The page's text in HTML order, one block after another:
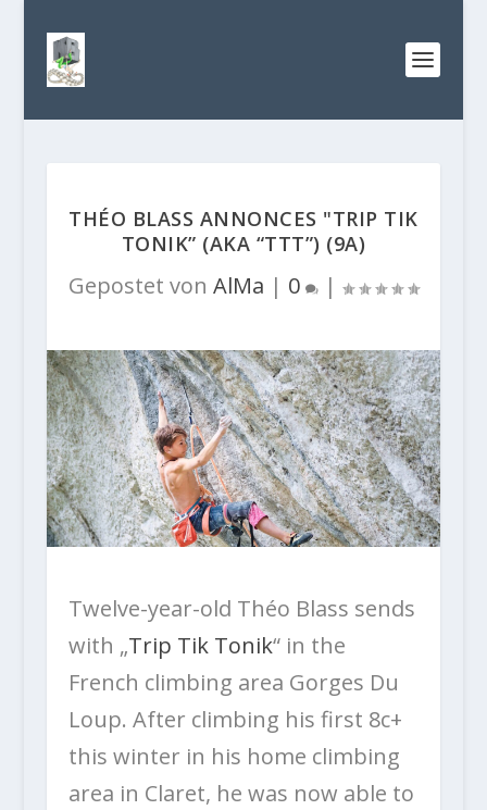
THÉO BLASS ANNONCES "TRIP TIK
TONIK” (AKA “TTT”) (9A)
Gepostet von AlMa | 0 |
Twelve-year-old Théo Blass sends
with „Trip Tik Tonik“ in the
French climbing area Gorges Du
Loup. After climbing his first 8c+
this winter in his home climbing
area in Claret, he was now able to